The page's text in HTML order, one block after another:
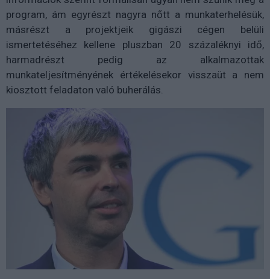
program, ám egyrészt nagyra nőtt a munkaterhelésük,
másrészt a projektjeik gigászi cégen belüli
ismertetéséhez kellene pluszban 20 százaléknyi idő,
harmadrészt pedig az alkalmazottak
munkateljesítményének értékelésekor visszaüt a nem
kiosztott feladaton való buherálás.